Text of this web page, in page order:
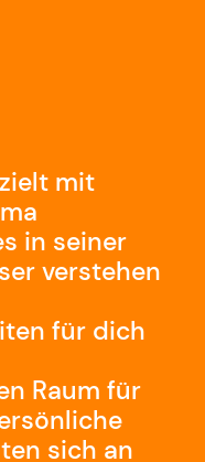
mit
in seiner
verstehen
für dich
Raum für
sich an